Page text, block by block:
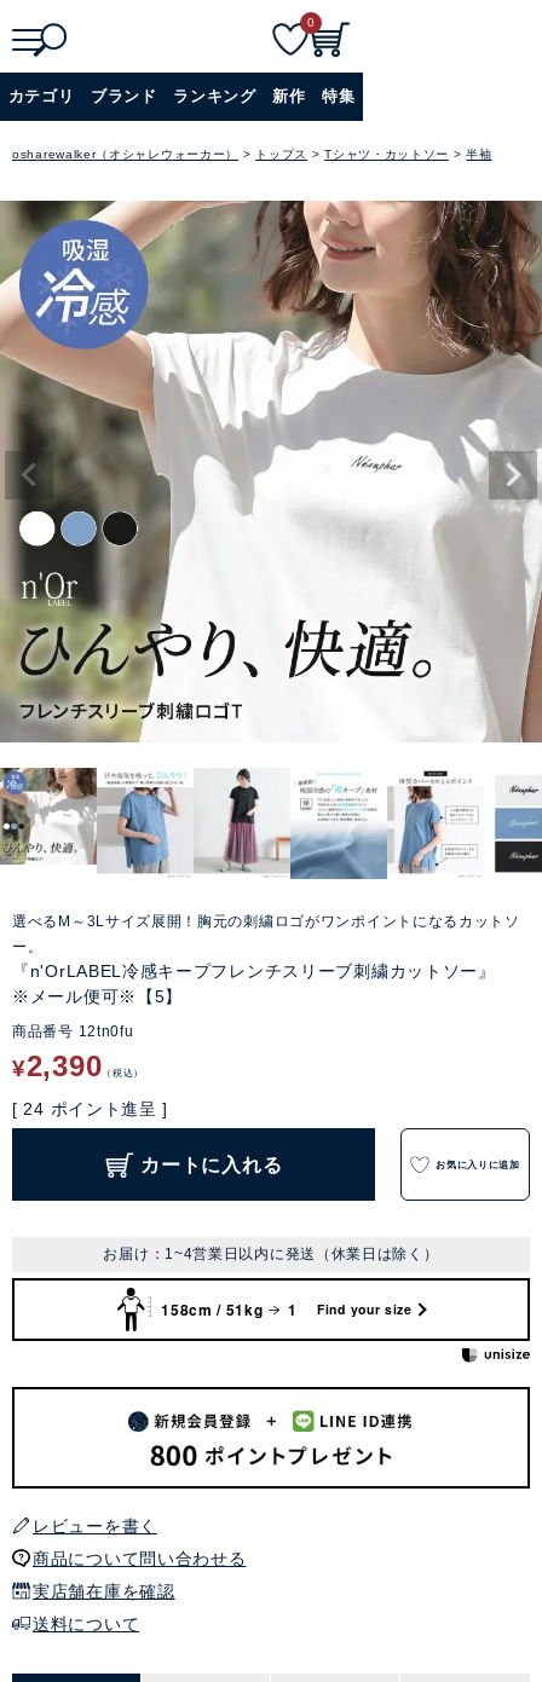
詳細検索
0
カテゴリ ブランド ランキング 新作 特集
osharewalker（オシャレウォーカー） トップス Tシャツ・カットソー 半袖
選べるM～3Lサイズ展開！胸元の刺繍ロゴがワンポイントになるカットソ
ー。
『n'OrLABEL冷感キープフレンチスリーブ刺繍カットソー』
※メール便可※【5】
商品番号 12tn0fu
¥2,390 税込
[ 24 ポイント進呈 ]
カートに入れる お気に入りに追加
お届け：1~4営業日以内に発送（休業日は除く）
158cm / 51kg 1 Find your size
レビューを書く
商品について問い合わせる
実店舗在庫を確認
送料について